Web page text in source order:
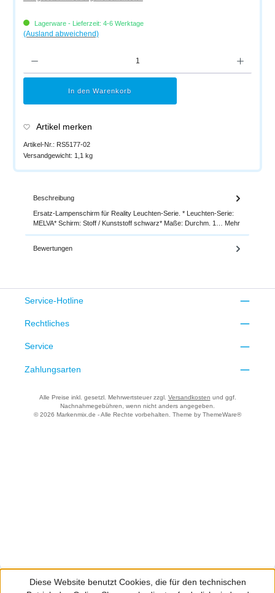
Lagerware - Lieferzeit: 4-6 Werktage
(Ausland abweichend)
In den Warenkorb
Artikel merken
Artikel-Nr.: RS5177-02
Versandgewicht: 1,1 kg
Beschreibung
Ersatz-Lampenschirm für Reality Leuchten-Serie. * Leuchten-Serie:
MELVA* Schirm: Stoff / Kunststoff schwarz* Maße: Durchm. 1… Mehr
Bewertungen
Service-Hotline
Rechtliches
Service
Zahlungsarten
Alle Preise inkl. gesetzl. Mehrwertsteuer zzgl. Versandkosten und ggf.
Nachnahmegebühren, wenn nicht anders angegeben.
© 2026 Markenmix.de - Alle Rechte vorbehalten. Theme by ThemeWare®
Diese Website benutzt Cookies, die für den technischen